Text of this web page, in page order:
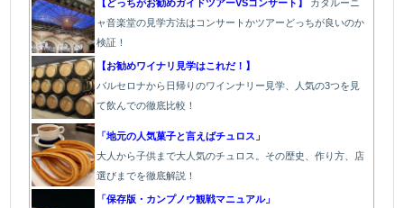
【どっちがお勧めガイドツアーVSコンサート】 カタルーニ
ャ音楽堂の見学方法はコンサートかツアーどっちが良いのか
検証！
【お勧めワイナリ見学はこれだ！】
バルセロナから日帰りのワインナリー見学、人気の3つを見
て飲んでの徹底比較！
「地元の人気菓子と言えばチュロス」
大人から子供まで大人気のチュロス。その歴史、作り方、店
選びまでを徹底解説！
「保存版・カンプノウ観戦マニュアル」